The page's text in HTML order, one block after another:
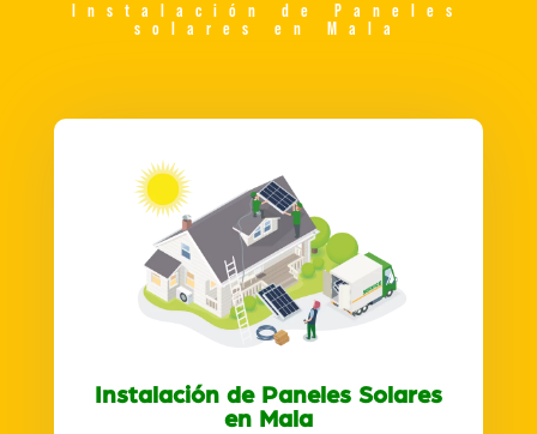
Instalación de Paneles
solares en Mala
Instalación de Paneles Solares
en Mala